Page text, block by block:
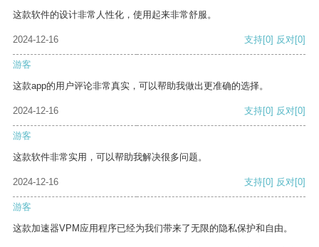
这款软件的设计非常人性化，使用起来非常舒服。
2024-12-16 支持[0] 反对[0]
游客
这款app的用户评论非常真实，可以帮助我做出更准确的选择。
2024-12-16 支持[0] 反对[0]
游客
这款软件非常实用，可以帮助我解决很多问题。
2024-12-16 支持[0] 反对[0]
游客
这款加速器VPM应用程序已经为我们带来了无限的隐私保护和自由。